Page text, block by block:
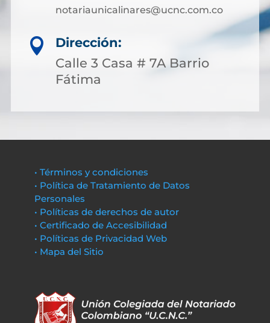
notariaunicalinares@ucnc.com.co

Dirección:
Calle 3 Casa # 7A Barrio
Fátima
• Términos y condiciones
• Política de Tratamiento de Datos
Personales
• Políticas de derechos de autor
• Certificado de Accesibilidad
• Políticas de Privacidad Web
• Mapa del Sitio